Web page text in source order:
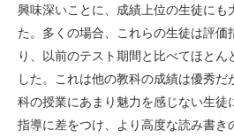
興味深いことに、成績上位の生徒にも
た。多くの場合、これらの生徒は評価
り、以前のテスト期間と比べてほと
した。これは他の教科の成績は優秀
科の授業にあまり魅力を感じない生徒
指導に差をつけ、より高度な読み書き